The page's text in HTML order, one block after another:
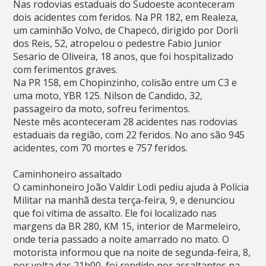
Nas rodovias estaduais do Sudoeste aconteceram
dois acidentes com feridos. Na PR 182, em Realeza,
um caminhão Volvo, de Chapecó, dirigido por Dorli
dos Reis, 52, atropelou o pedestre Fabio Junior
Sesario de Oliveira, 18 anos, que foi hospitalizado
com ferimentos graves.
Na PR 158, em Chopinzinho, colisão entre um C3 e
uma moto, YBR 125. Nilson de Candido, 32,
passageiro da moto, sofreu ferimentos.
Neste mês aconteceram 28 acidentes nas rodovias
estaduais da região, com 22 feridos. No ano são 945
acidentes, com 70 mortes e 757 feridos.
Caminhoneiro assaltado
O caminhoneiro João Valdir Lodi pediu ajuda à Polícia
Militar na manhã desta terça-feira, 9, e denunciou
que foi vítima de assalto. Ele foi localizado nas
margens da BR 280, KM 15, interior de Marmeleiro,
onde teria passado a noite amarrado no mato. O
motorista informou que na noite de segunda-feira, 8,